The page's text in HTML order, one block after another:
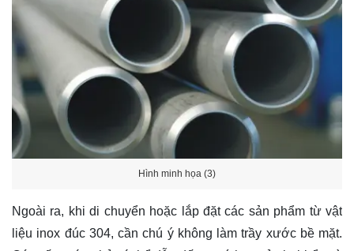
Hình minh họa (3)
Ngoài ra, khi di chuyển hoặc lắp đặt các sản phẩm từ vật
liệu inox đúc 304, cần chú ý không làm trầy xước bề mặt.